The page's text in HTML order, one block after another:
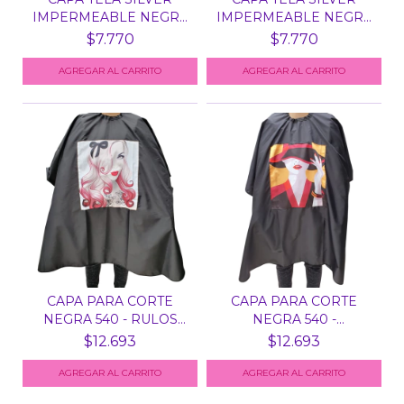
IMPERMEABLE NEGRA
533 -...
$7.770
IMPERMEABLE NEGRA
533 -...
$7.770
CAPA PARA CORTE
NEGRA 540 - RULOS
ROJOS
$12.693
CAPA PARA CORTE
NEGRA 540 -
SOMBRERO
$12.693